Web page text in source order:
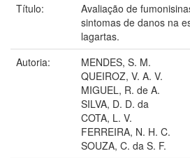
Título:
Avaliação de
sintomas de danos na
lagartas.
Autoria:
MENDES, S. M.
QUEIROZ, V. A. V.
MIGUEL, R. de A.
SILVA, D. D. da
COTA, L. V.
FERREIRA, N. H. C.
SOUZA, C. da S. F.